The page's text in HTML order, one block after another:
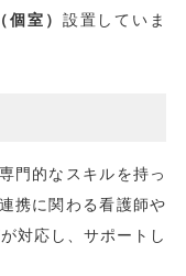
個室） 設置していま
門的なスキルを持っ
携に関わる看護師や
対応し、サポートし